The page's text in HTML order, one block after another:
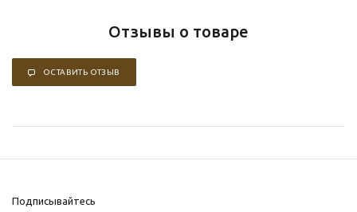
Отзывы о товаре
ОСТАВИТЬ ОТЗЫВ
Подписывайтесь